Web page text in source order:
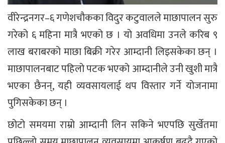
वीरेन्द्रनगर–६ गणेशचौकका विदुर कटुवालले माछापालन सुरु
गरेको ६ महिना मात्रै भएको छ । यो अवधिमा उनले करिब ९
लाख बराबरको माछा बिक्री गरेर आम्दानी लिइसकेका छन् ।
माछापालनबाट पहिलो पटक भएको आम्दानीले उनी खुशी मात्रै
भएका छैनन्, यही व्यवसायलाई थप विस्तार गर्ने योजनामा
पुगिसकेका छन् ।
छोटो समयमा राम्रो आम्दानी लिन सकिने भएपछि सुर्खेतमा